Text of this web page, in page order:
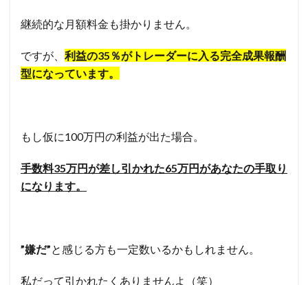
継続的な月額料金も掛かりません。
ですが、 利益の35％がトレーダーに入る完全成果報酬
型になっています。
もし仮に100万円の利益が出た場合。
手数料35万円が差し引かれた65万円があなたの手取り
になります。
”嫌だ”と感じる方も一定数いるかもしれません。
私だって引かれたくありませんよ（笑）